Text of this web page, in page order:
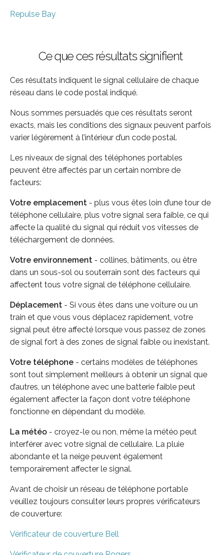
Repulse Bay
Ce que ces résultats signifient
Ces résultats indiquent le signal cellulaire de chaque
réseau dans le code postal indiqué.
Nous sommes persuadés que ces résultats seront
exacts, mais les conditions des signaux peuvent parfois
varier légèrement à l’intérieur d’un code postal.
Les niveaux de signal des téléphones portables
peuvent être affectés par un certain nombre de
facteurs:
Votre emplacement - plus vous êtes loin d’une tour de
téléphone cellulaire, plus votre signal sera faible, ce qui
affecte la qualité du signal qui réduit vos vitesses de
téléchargement de données.
Votre environnement - collines, bâtiments, ou être
dans un sous-sol ou souterrain sont des facteurs qui
affectent tous votre signal de téléphone cellulaire.
Déplacement - Si vous êtes dans une voiture ou un
train et que vous vous déplacez rapidement, votre
signal peut être affecté lorsque vous passez de zones
de signal fort à des zones de signal faible ou inexistant.
Votre téléphone - certains modèles de téléphones
sont tout simplement meilleurs à obtenir un signal que
d’autres, un téléphone avec une batterie faible peut
également affecter la façon dont votre téléphone
fonctionne en dépendant du modèle.
La météo - croyez-le ou non, même la météo peut
interférer avec votre signal de cellulaire. La pluie
abondante et la neige peuvent également
temporairement affecter le signal.
Avant de choisir un réseau de téléphone portable
veuillez toujours consulter leurs propres vérificateurs
de couverture:
Vérificateur de couverture Bell